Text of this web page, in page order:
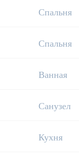
Спальня
Спальня
Ванная
Санузел
Кухня